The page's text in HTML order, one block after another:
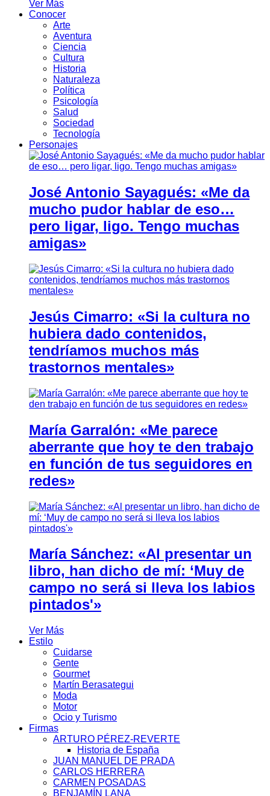
Ver Más
Conocer
Arte
Aventura
Ciencia
Cultura
Historia
Naturaleza
Política
Psicología
Salud
Sociedad
Tecnología
Personajes
José Antonio Sayagués: «Me da
mucho pudor hablar de eso…
pero ligar, ligo. Tengo muchas
amigas»
Jesús Cimarro: «Si la cultura no
hubiera dado contenidos,
tendríamos muchos más
trastornos mentales»
María Garralón: «Me parece
aberrante que hoy te den trabajo
en función de tus seguidores en
redes»
María Sánchez: «Al presentar un
libro, han dicho de mí: ‘Muy de
campo no será si lleva los labios
pintados'»
Ver Más
Estilo
Cuidarse
Gente
Gourmet
Martín Berasategui
Moda
Motor
Ocio y Turismo
Firmas
ARTURO PÉREZ-REVERTE
Historia de España
JUAN MANUEL DE PRADA
CARLOS HERRERA
CARMEN POSADAS
BENJAMÍN LANA